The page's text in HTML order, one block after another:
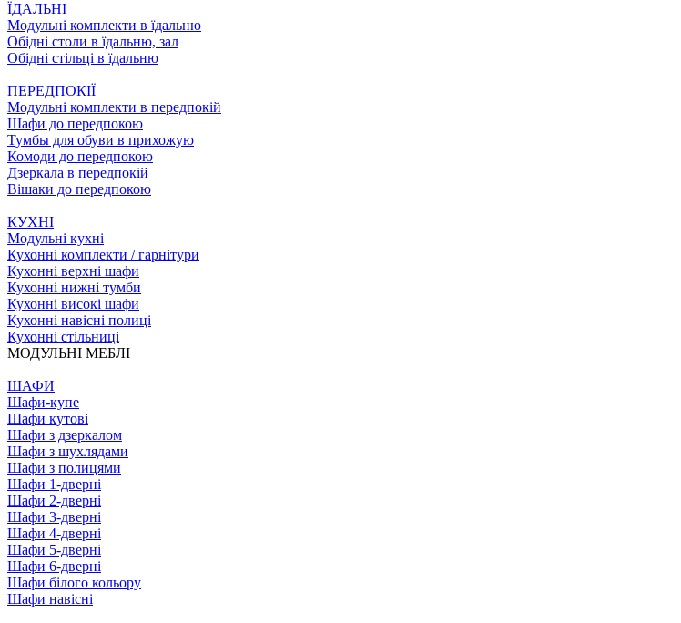
ЇДАЛЬНI
Модульні комплекти в їдальню
Обідні столи в їдальню, зал
Обідні стільці в їдальню
ПЕРЕДПОКІЇ
Модульні комплекти в передпокій
Шафи до передпокою
Тумбы для обуви в прихожую
Комоди до передпокою
Дзеркала в передпокій
Вішаки до передпокою
КУХНІ
Модульні кухні
Кухонні комплекти / гарнітури
Кухонні верхні шафи
Кухонні нижні тумби
Кухонні високі шафи
Кухонні навісні полиці
Кухонні стільниці
МОДУЛЬНІ МЕБЛІ
ШАФИ
Шафи-купе
Шафи кутові
Шафи з дзеркалом
Шафи з шухлядами
Шафи з полицями
Шафи 1-дверні
Шафи 2-дверні
Шафи 3-дверні
Шафи 4-дверні
Шафи 5-дверні
Шафи 6-дверні
Шафи білого кольору
Шафи навісні